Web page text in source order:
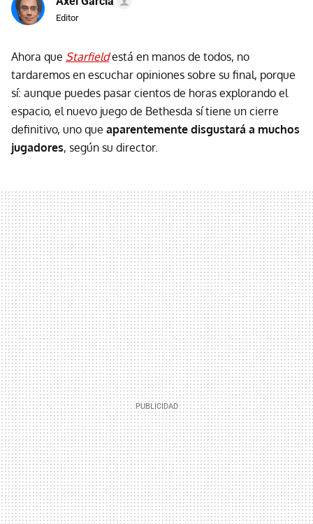
Editor
Ahora que Starfieldestá en manos de todos, no
tardaremos en escuchar opiniones sobre su final, porque
sí: aunque puedes pasar cientos de horas explorando el
espacio, el nuevo juego de Bethesda sí tiene un cierre
definitivo, uno que aparentemente disgustará a muchos
jugadores, según su director.